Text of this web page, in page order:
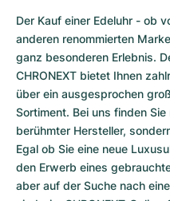
Der Kauf einer Edeluhr - ob
anderen renommierten
ganz besonderen Erlebnis.
CHRONEXT bietet Ihnen
über ein ausgesprochen
Sortiment. Bei uns finden
berühmter Hersteller,
Egal ob Sie eine neue
den Erwerb eines
aber auf der Suche nach